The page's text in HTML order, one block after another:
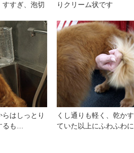
すすぎ、泡切
りクリーム状です
はしっとり
るも…
くし通りも軽く、乾か
ていた以上にふわふわに